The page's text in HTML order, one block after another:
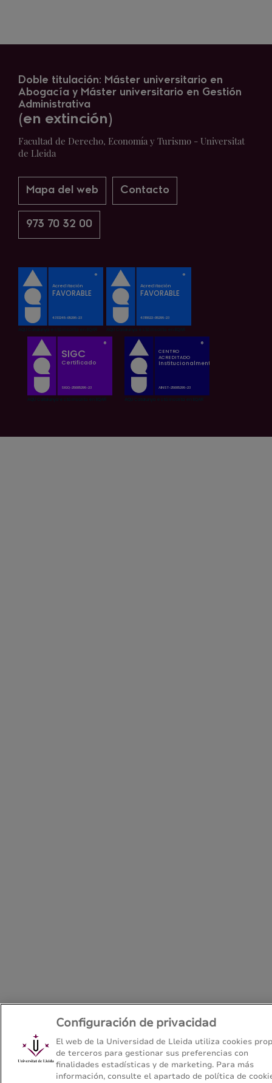
Doble titulación: Máster universitario en
Abogacía y Máster universitario en Gestión
Administrativa
(en extinción)
Facultad de Derecho, Economía y Turismo - Universitat
de Lleida
Mapa del web Contacto
973 70 32 00
Configuración de privacidad
El web de la Universidad de Lleida utiliza cookies
de terceros para gestionar sus preferencias con
finalidades estadísticas y de marketing. Para más
información, consulte el apartado de política de